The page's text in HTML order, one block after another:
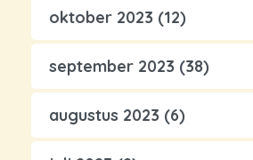
oktober 2023 (12)
september 2023 (38)
augustus 2023 (6)